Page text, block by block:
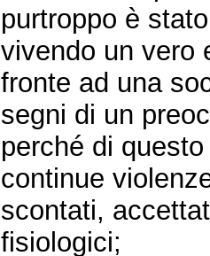
purtroppo è
vivendo un vero
fronte ad una
segni di un
perché di
continue
scontati,
fisiologici;